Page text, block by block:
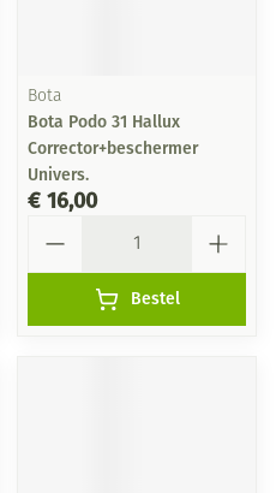
Bota
Bota Podo 31 Hallux
Corrector+beschermer
Univers.
€ 16,00
Bestel